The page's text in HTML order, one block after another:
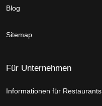
Blog
Sitemap
Für Unternehmen
Informationen für Restaurants